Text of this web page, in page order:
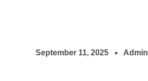
September 11, 2025 Admin